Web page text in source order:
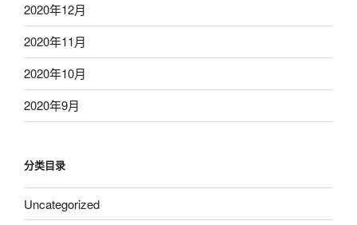
2020年12月
2020年11月
2020年10月
2020年9月
分类目录
Uncategorized